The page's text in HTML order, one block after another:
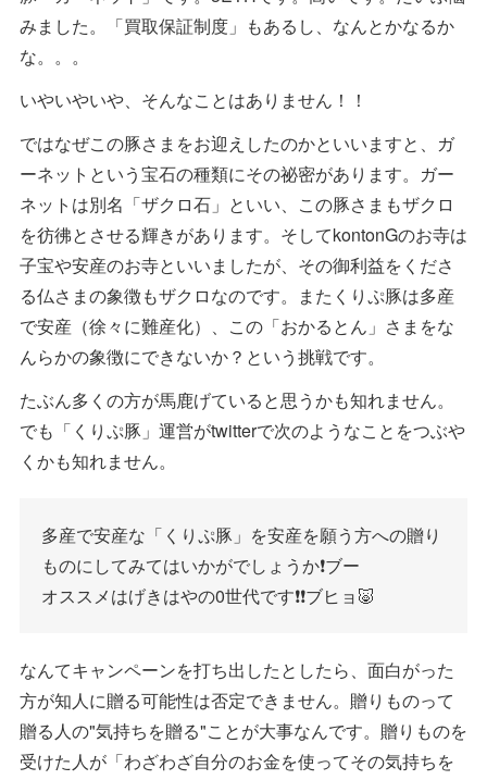
みました。「買取保証制度」もあるし、なんとかなるか
な。。。
いやいやいや、そんなことはありません！！
ではなぜこの豚さまをお迎えしたのかといいますと、ガ
ーネットという宝石の種類にその祕密があります。ガー
ネットは別名「ザクロ石」といい、この豚さまもザクロ
を彷彿とさせる輝きがあります。そしてkontonGのお寺は
子宝や安産のお寺といいましたが、その御利益をくださ
る仏さまの象徴もザクロなのです。またくりぷ豚は多産
で安産（徐々に難産化）、この「おかるとん」さまをな
んらかの象徴にできないか？という挑戦です。
たぶん多くの方が馬鹿げていると思うかも知れません。
でも「くりぷ豚」運営がtwitterで次のようなことをつぶや
くかも知れません。
多産で安産な「くりぷ豚」を安産を願う方への贈り
ものにしてみてはいかがでしょうか❗️ブー
オススメはげきはやの0世代です❗️❗️ブヒョ🐷
なんてキャンペーンを打ち出したとしたら、面白がった
方が知人に贈る可能性は否定できません。贈りものって
贈る人の"気持ちを贈る"ことが大事なんです。贈りものを
受けた人が「わざわざ自分のお金を使ってその気持ちを